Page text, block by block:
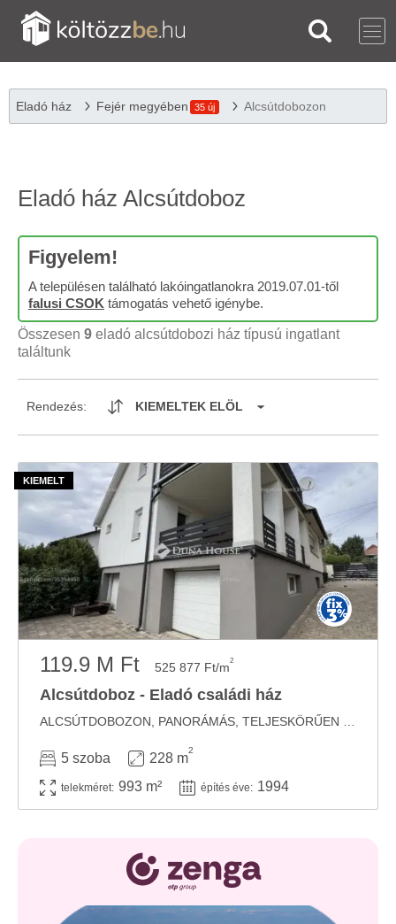
Eladó ház Fejér megyében 35 új Alcsútdobozon
Eladó ház Alcsútdoboz
Figyelem!
A településen található lakóingatlanokra 2019.07.01-től
falusi CSOK támogatás vehető igénybe.
Összesen 9 eladó alcsútdobozi ház típusú ingatlant
találtunk
Rendezés: KIEMELTEK ELÖL
119.9 M Ft 525 877 Ft/m2
Alcsútdoboz - Eladó családi ház
5 szoba 228 m
2
telekméret: 993 m² építés éve: 1994